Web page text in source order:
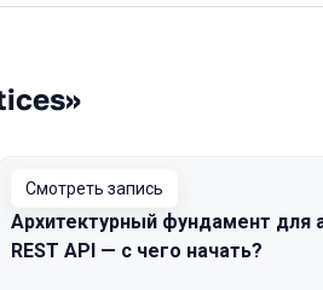
Смотреть запись
Архитектурный фундамент для
REST API — с чего начать?